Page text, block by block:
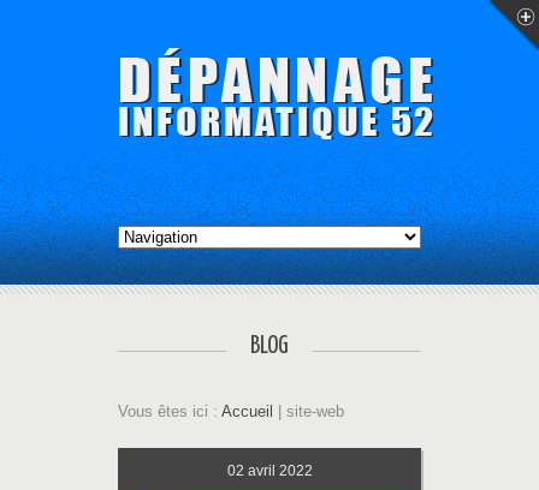
BLOG
Vous êtes ici : Accueil | site-web
02 avril 2022